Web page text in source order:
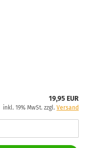
19,95 EUR
inkl. 19% MwSt. zzgl. Versand